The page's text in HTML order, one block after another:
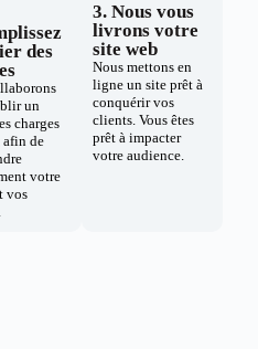
des
un
charges
de
votre
vos
3. Nous vous
livrons votre
site web
Nous mettons en
ligne un site prêt à
conquérir vos
clients. Vous êtes
prêt à impacter
votre audience.